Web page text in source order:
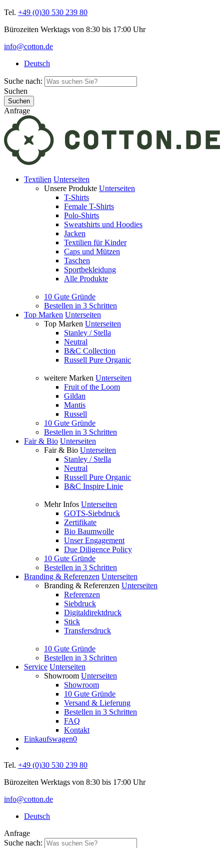
Tel. +49 (0)30 530 239 80
Bürozeiten Werktags von 8:30 bis 17:00 Uhr
info@cotton.de
Deutsch
Suche nach:
Suchen
Anfrage
Textilien Unterseiten
Unsere Produkte Unterseiten
T-Shirts
Female T-Shirts
Polo-Shirts
Sweatshirts und Hoodies
Jacken
Textilien für Kinder
Caps und Mützen
Taschen
Sportbekleidung
Alle Produkte
10 Gute Gründe
Bestellen in 3 Schritten
Top Marken Unterseiten
Top Marken Unterseiten
Stanley / Stella
Neutral
B&C Collection
Russell Pure Organic
weitere Marken Unterseiten
Fruit of the Loom
Gildan
Mantis
Russell
10 Gute Gründe
Bestellen in 3 Schritten
Fair & Bio Unterseiten
Fair & Bio Unterseiten
Stanley / Stella
Neutral
Russell Pure Organic
B&C Inspire Linie
Mehr Infos Unterseiten
GOTS-Siebdruck
Zertifikate
Bio Baumwolle
Unser Engagement
Due Diligence Policy
10 Gute Gründe
Bestellen in 3 Schritten
Branding & Referenzen Unterseiten
Branding & Referenzen Unterseiten
Referenzen
Siebdruck
Digitaldirektdruck
Stick
Transfersdruck
10 Gute Gründe
Bestellen in 3 Schritten
Service Unterseiten
Showroom Unterseiten
Showroom
10 Gute Gründe
Versand & Lieferung
Bestellen in 3 Schritten
FAQ
Kontakt
Einkaufswagen0
Tel. +49 (0)30 530 239 80
Bürozeiten Werktags von 8:30 bis 17:00 Uhr
info@cotton.de
Deutsch
Anfrage
Suche nach: